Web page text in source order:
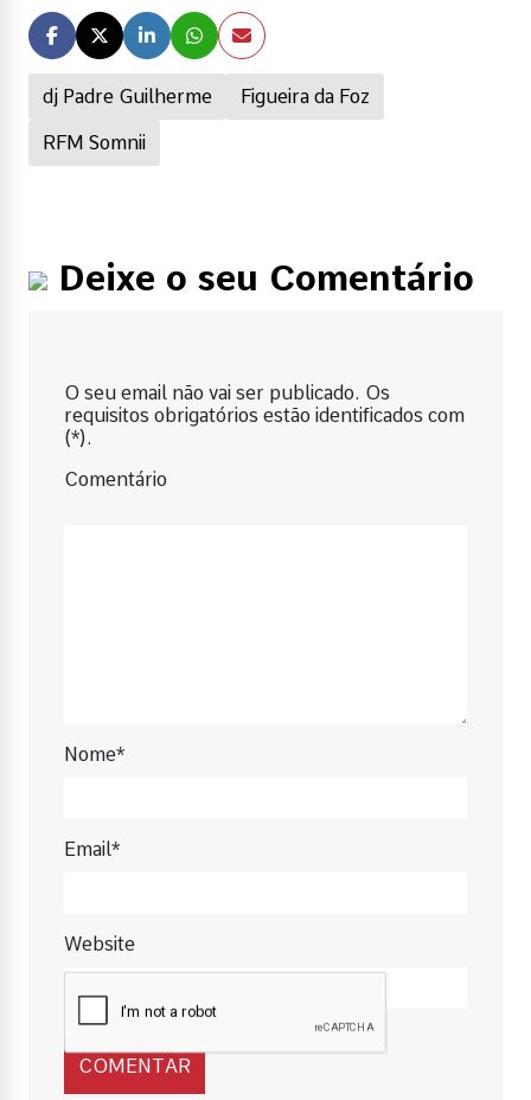
dj Padre Guilherme Figueira da Foz
RFM Somnii
Deixe o seu Comentário
O seu email não vai ser publicado. Os
requisitos obrigatórios estão identificados com
(*).
Comentário
Nome*
Email*
Website